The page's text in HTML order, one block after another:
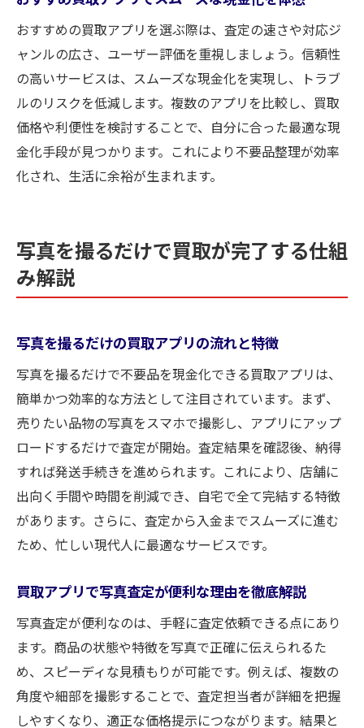
おすすめの買取アプリを選ぶ際は、査定の速さや対応ジ
ャンルの広さ、ユーザー評価を重視しましょう。信頼性
の高いサービスは、スムーズな現金化を実現し、トラブ
ルのリスクを低減します。複数のアプリを比較し、買取
価格や利便性を検討することで、自分に合った最適な現
金化手段が見つかります。これにより不要品整理が効率
化され、生活に余裕が生まれます。
写真を撮るだけで買取が完了する仕組
み解説
写真を撮るだけの買取アプリの流れと特徴
写真を撮るだけで不要品を現金化できる買取アプリは、
簡単かつ効率的な方法として注目されています。まず、
売りたい品物の写真をスマホで撮影し、アプリにアップ
ロードするだけで査定が開始。査定結果を確認後、納得
すれば発送手続きを進められます。これにより、店舗に
出向く手間や時間を削減でき、自宅で全て完結する特徴
があります。さらに、査定から入金までスムーズに進む
ため、忙しい現代人に最適なサービスです。
買取アプリで写真査定が便利な理由を徹底解説
写真査定が便利なのは、手軽に査定依頼できる点にあり
ます。商品の状態や特徴を写真で正確に伝えられるた
め、スピーディな見積もりが可能です。例えば、複数の
角度や細部を撮影することで、査定担当者が詳細を把握
しやすくなり、適正な価格提示につながります。結果と